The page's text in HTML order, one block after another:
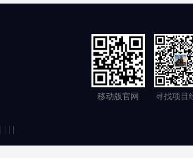
移动版官网 寻找项目
| | | |